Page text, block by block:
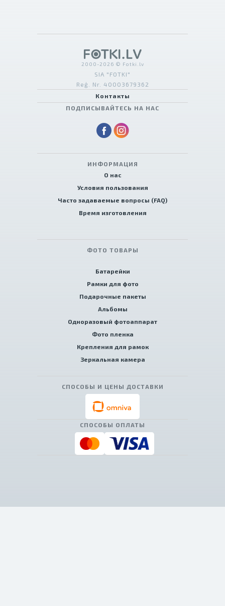
2000-2026 © Fotki.lv
SIA "FOTKI"
Reģ. Nr. 40003679362
Контакты
ПОДПИСЫВАЙТЕСЬ НА НАС
ИНФОРМАЦИЯ
О нас
Условия пользования
Часто задаваемые вопросы (FAQ)
Время изготовления
ФОТО ТОВАРЫ
Батарейки
Рамки для фото
Подарочные пакеты
Альбомы
Одноразовый фотоаппарат
Фото пленка
Крепления для рамок
Зеркальная камера
СПОСОБЫ И ЦЕНЫ ДОСТАВКИ
СПОСОБЫ ОПЛАТЫ